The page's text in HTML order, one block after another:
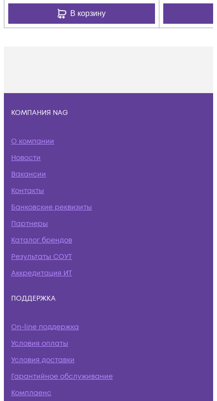
В корзину
КОМПАНИЯ NAG
О компании
Новости
Вакансии
Контакты
Банковские реквизиты
Партнеры
Каталог брендов
Результаты СОУТ
Аккредитация ИТ
ПОДДЕРЖКА
On-line поддержка
Условия оплаты
Условия доставки
Гарантийное обслуживание
Комплаенс